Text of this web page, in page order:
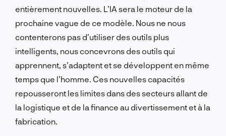
entièrement nouvelles. L’IA sera le moteur de la
prochaine vague de ce modèle. Nous ne nous
contenterons pas d’utiliser des outils plus
intelligents, nous concevrons des outils qui
apprennent, s’adaptent et se développent en même
temps que l’homme. Ces nouvelles capacités
repousseront les limites dans des secteurs allant de
la logistique et de la finance au divertissement et à la
fabrication.